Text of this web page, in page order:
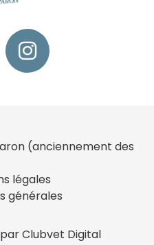
(anciennement des
légales
générales
Clubvet Digital